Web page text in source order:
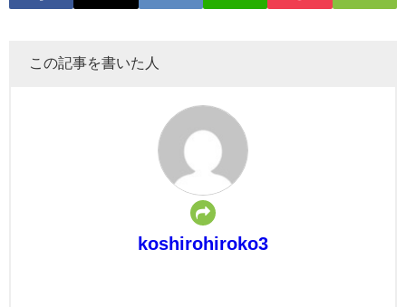
この記事を書いた人
koshirohiroko3